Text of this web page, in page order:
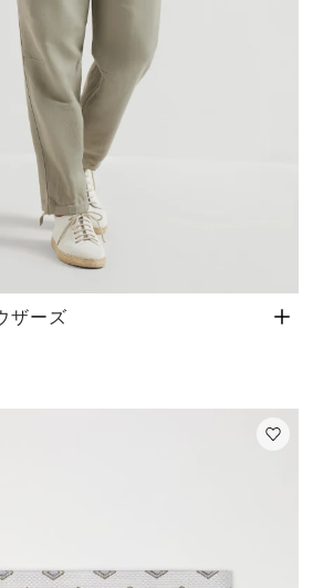
ーズ カーキ
ザーズ